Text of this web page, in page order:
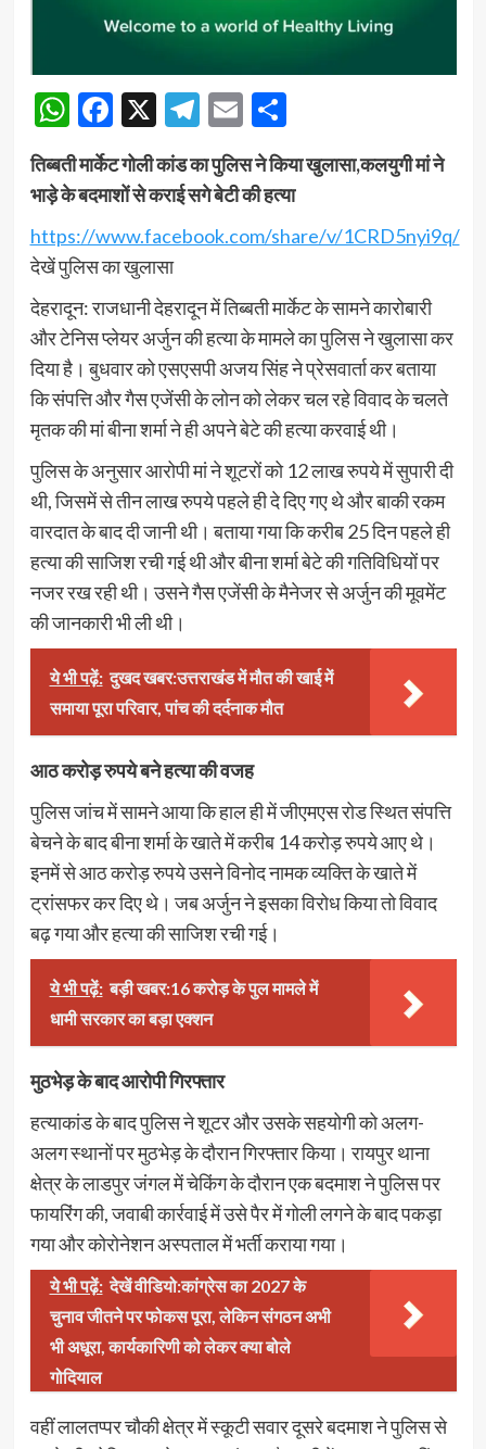
WhatsApp
Facebook
X Telegram
EmailShare
तिब्बती मार्केट गोली कांड का पुलिस ने किया खुलासा,कलयुगी मां ने
भाड़े के बदमाशों से कराई सगे बेटी की हत्या
https://www.facebook.com/share/v/1CRD5nyi9q/
देखें पुलिस का खुलासा
देहरादून: राजधानी देहरादून में तिब्बती मार्केट के सामने कारोबारी
और टेनिस प्लेयर अर्जुन की हत्या के मामले का पुलिस ने खुलासा कर
दिया है। बुधवार को एसएसपी अजय सिंह ने प्रेसवार्ता कर बताया
कि संपत्ति और गैस एजेंसी के लोन को लेकर चल रहे विवाद के चलते
मृतक की मां बीना शर्मा ने ही अपने बेटे की हत्या करवाई थी।
पुलिस के अनुसार आरोपी मां ने शूटरों को 12 लाख रुपये में सुपारी दी
थी, जिसमें से तीन लाख रुपये पहले ही दे दिए गए थे और बाकी रकम
वारदात के बाद दी जानी थी। बताया गया कि करीब 25 दिन पहले ही
हत्या की साजिश रची गई थी और बीना शर्मा बेटे की गतिविधियों पर
नजर रख रही थी। उसने गैस एजेंसी के मैनेजर से अर्जुन की मूवमेंट
की जानकारी भी ली थी।
ये भी पढ़ें: दुखद खबर:उत्तराखंड में मौत की खाई में
समाया पूरा परिवार, पांच की दर्दनाक मौत
आठ करोड़ रुपये बने हत्या की वजह
पुलिस जांच में सामने आया कि हाल ही में जीएमएस रोड स्थित संपत्ति
बेचने के बाद बीना शर्मा के खाते में करीब 14 करोड़ रुपये आए थे।
इनमें से आठ करोड़ रुपये उसने विनोद नामक व्यक्ति के खाते में
ट्रांसफर कर दिए थे। जब अर्जुन ने इसका विरोध किया तो विवाद
बढ़ गया और हत्या की साजिश रची गई।
ये भी पढ़ें: बड़ी खबर:16 करोड़ के पुल मामले में
धामी सरकार का बड़ा एक्शन
मुठभेड़ के बाद आरोपी गिरफ्तार
हत्याकांड के बाद पुलिस ने शूटर और उसके सहयोगी को अलग-
अलग स्थानों पर मुठभेड़ के दौरान गिरफ्तार किया। रायपुर थाना
क्षेत्र के लाडपुर जंगल में चेकिंग के दौरान एक बदमाश ने पुलिस पर
फायरिंग की, जवाबी कार्रवाई में उसे पैर में गोली लगने के बाद पकड़ा
गया और कोरोनेशन अस्पताल में भर्ती कराया गया।
ये भी पढ़ें: देखें वीडियो:कांग्रेस का 2027 के
चुनाव जीतने पर फोकस पूरा, लेकिन संगठन अभी
भी अधूरा, कार्यकारिणी को लेकर क्या बोले
गोदियाल
वहीं लालतप्पर चौकी क्षेत्र में स्कूटी सवार दूसरे बदमाश ने पुलिस से